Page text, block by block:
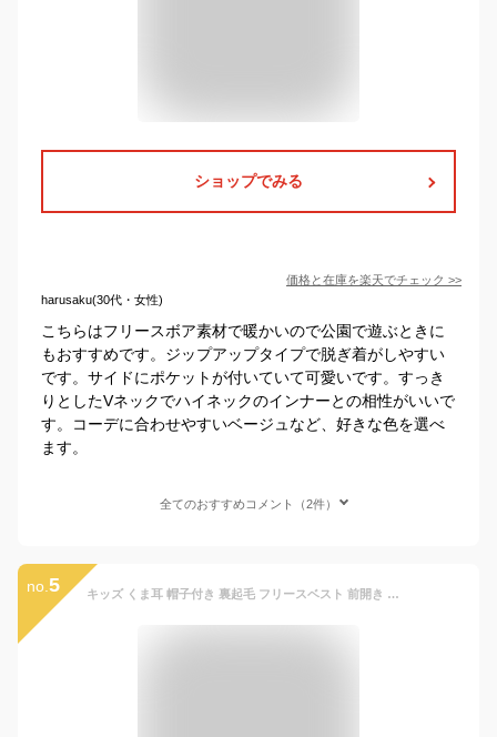
ショップでみる
価格と在庫を楽天でチェック >>
harusaku(30代・女性)
こちらはフリースボア素材で暖かいので公園で遊ぶときに
もおすすめです。ジップアップタイプで脱ぎ着がしやすい
です。サイドにポケットが付いていて可愛いです。すっき
りとしたVネックでハイネックのインナーとの相性がいいで
す。コーデに合わせやすいベージュなど、好きな色を選べ
ます。
全てのおすすめコメント（2件）
no. 5 キッズ くま耳 帽子付き 裏起毛 フリースベスト 前開き ノースリーブ ボアベスト 子供服 フリース ジャケット アウター 防寒 シンプル 春秋冬 ベスト おしゃれ コート 女の子 男の子 ルームウェア 普段着